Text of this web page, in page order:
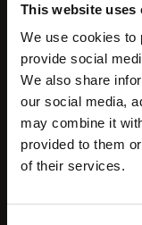
This website uses
We use cookies to
provide social
We also share
our social media,
may combine it
provided to them
of their services.
Konturowanie
Redukcja cellulitu
Zabieg drenazu
Usuwanie wlosow
Aparaty
Katalog